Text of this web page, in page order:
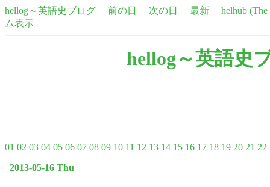
hellog～英語史ブログ 前の日 次の日 最新
helhub
ム表示
hellog～英語史
01 02 03 04 05 06 07 08 09 10 11 12 13 14 15 16 17 18 19 20 21 22
2013-05-16 Thu